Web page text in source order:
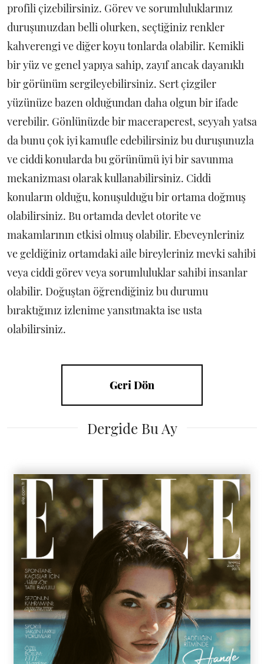
profili çizebilirsiniz. Görev ve sorumluluklarınız
duruşunuzdan belli olurken, seçtiğiniz renkler
kahverengi ve diğer koyu tonlarda olabilir. Kemikli
bir yüz ve genel yapıya sahip, zayıf ancak dayanıklı
bir görünüm sergileyebilirsiniz. Sert çizgiler
yüzünüze bazen olduğundan daha olgun bir ifade
verebilir. Gönlünüzde bir maceraperest, seyyah yatsa
da bunu çok iyi kamufle edebilirsiniz bu duruşunuzla
ve ciddi konularda bu görünümü iyi bir savunma
mekanizması olarak kullanabilirsiniz. Ciddi
konuların olduğu, konuşulduğu bir ortama doğmuş
olabilirsiniz. Bu ortamda devlet otorite ve
makamlarının etkisi olmuş olabilir. Ebeveynleriniz
ve geldiğiniz ortamdaki aile bireyleriniz mevki sahibi
veya ciddi görev veya sorumluluklar sahibi insanlar
olabilir. Doğuştan öğrendiğiniz bu durumu
bıraktığınız izlenime yansıtmakta ise usta
olabilirsiniz.
Geri Dön
Dergide Bu Ay